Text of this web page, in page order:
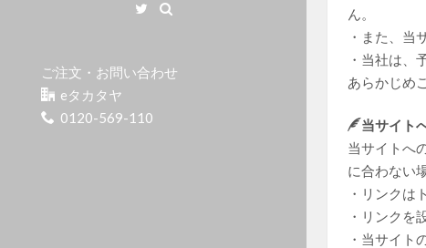
ご注文・お問い合わせ
eタカタヤ
0120-569-110
ん。
・また、当
・当社は、
あらかじめ
当サイト
当サイトへ
に合わない
・リンクは
・リンクを
・当サイト